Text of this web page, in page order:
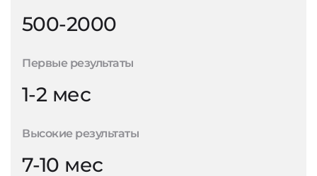
500-2000
Первые результаты
1-2 мес
Высокие результаты
7-10 мес